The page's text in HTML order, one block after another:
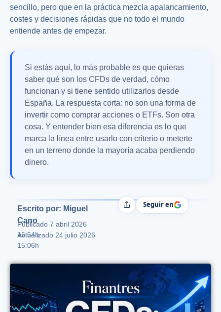
sencillo, pero que en la práctica mezcla apalancamiento,
costes y decisiones rápidas que no todo el mundo
entiende antes de empezar.
Si estás aquí, lo más probable es que quieras
saber qué son los CFDs de verdad, cómo
funcionan y si tiene sentido utilizarlos desde
España. La respuesta corta: no son una forma de
invertir como comprar acciones o ETFs. Son otra
cosa. Y entender bien esa diferencia es lo que
marca la línea entre usarlo con criterio o meterte
en un terreno donde la mayoría acaba perdiendo
dinero.
Escrito por: Miguel
Cano
Publicado 7 abril 2026
15:54h
Actualizado 24 julio 2026
15:06h
CompartirSeguir en